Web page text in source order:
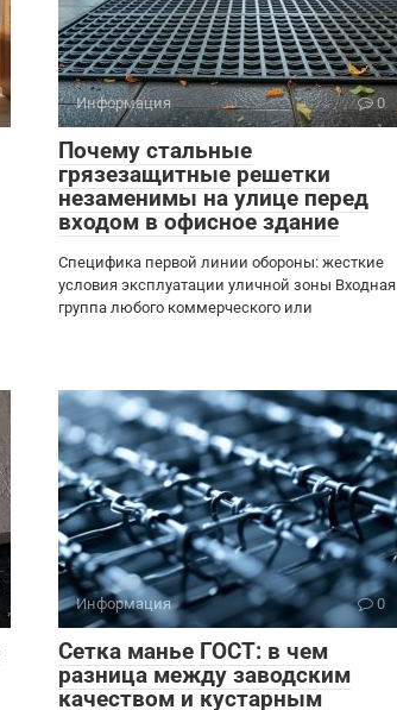
Информация 0
Почему стальные
грязезащитные решетки
незаменимы на улице перед
входом в офисное здание
Специфика первой линии обороны: жесткие
условия эксплуатации уличной зоны Входная
группа любого коммерческого или
Информация 0
Сетка манье ГОСТ: в чем
разница между заводским
качеством и кустарным